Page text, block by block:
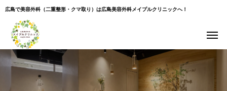
広島で美容外科（二重整形・クマ取り）は広島美容外科メイプルクリニックへ！